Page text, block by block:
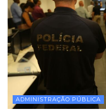
ADMINISTRAÇÃO PÚBLICA